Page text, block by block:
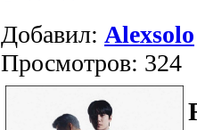
Добавил: Alexsolo
Просмотров: 324